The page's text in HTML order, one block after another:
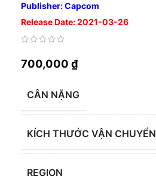
Publisher: Capcom
Release Date: 2021-03-26
700,000 ₫
CÂN NẶNG
KÍCH THƯỚC VẬN CHUYỂN
REGION